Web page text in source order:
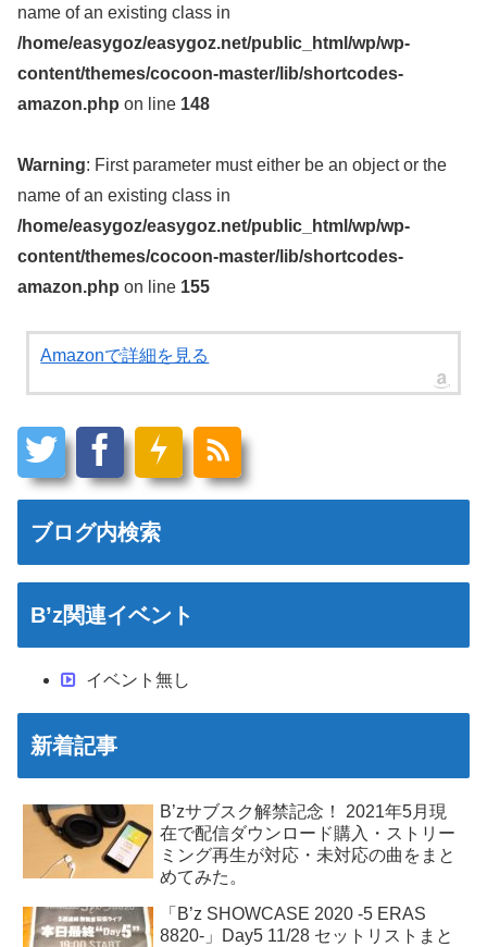
name of an existing class in
/home/easygoz/easygoz.net/public_html/wp/wp-
content/themes/cocoon-master/lib/shortcodes-
amazon.php on line 148
Warning: First parameter must either be an object or the
name of an existing class in
/home/easygoz/easygoz.net/public_html/wp/wp-
content/themes/cocoon-master/lib/shortcodes-
amazon.php on line 155
Amazonで詳細を見る
ブログ内検索
B’z関連イベント
イベント無し
新着記事
B’zサブスク解禁記念！ 2021年5月現
在で配信ダウンロード購入・ストリー
ミング再生が対応・未対応の曲をまと
めてみた。
「B’z SHOWCASE 2020 -5 ERAS
8820-」Day5 11/28 セットリストまと